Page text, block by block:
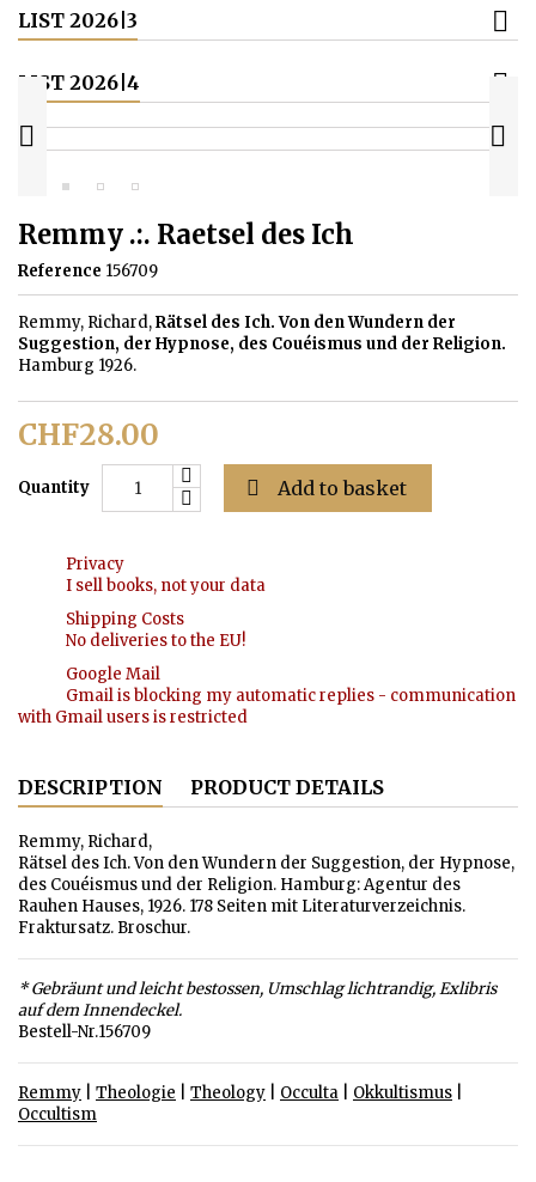
LIST 2026|3
LIST 2026|4
 
Remmy .:. Raetsel des Ich
Reference 156709
Remmy, Richard,Rätsel des Ich. Von den Wundern der
Suggestion, der Hypnose, des Couéismus und der Religion.
Hamburg 1926.
CHF28.00
Quantity  Add to basket
Privacy
I sell books, not your data
Shipping Costs
No deliveries to the EU!
Google Mail
Gmail is blocking my automatic replies - communication
with Gmail users is restricted
DESCRIPTION PRODUCT DETAILS
Remmy, Richard,
Rätsel des Ich. Von den Wundern der Suggestion, der Hypnose,
des Couéismus und der Religion. Hamburg: Agentur des
Rauhen Hauses, 1926. 178 Seiten mit Literaturverzeichnis.
Fraktursatz. Broschur.
* Gebräunt und leicht bestossen, Umschlag lichtrandig, Exlibris
auf dem Innendeckel.
Bestell-Nr.156709
Remmy Theologie Theology Occulta Okkultismus
Occultism